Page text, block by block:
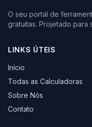
O seu portal de
gratuitas. Projetado para
LINKS ÚTEIS
Início
Todas as Calculadoras
Sobre Nós
Contato